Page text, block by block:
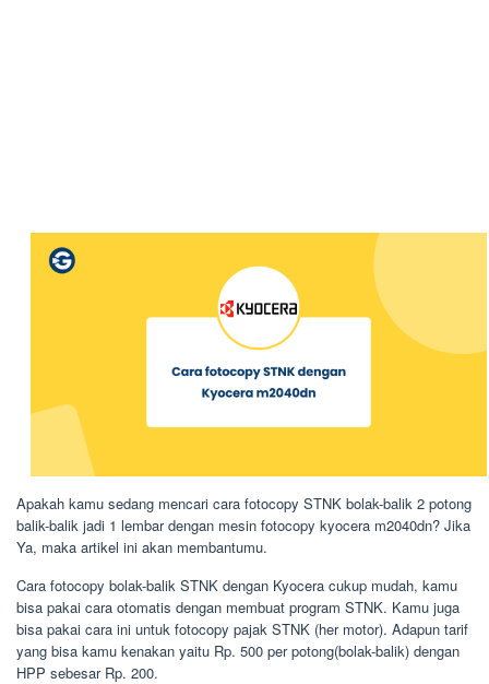
Apakah kamu sedang mencari cara fotocopy STNK bolak-balik 2 potong
balik-balik jadi 1 lembar dengan mesin fotocopy kyocera m2040dn? Jika
Ya, maka artikel ini akan membantumu.
Cara fotocopy bolak-balik STNK dengan Kyocera cukup mudah, kamu
bisa pakai cara otomatis dengan membuat program STNK. Kamu juga
bisa pakai cara ini untuk fotocopy pajak STNK (her motor). Adapun tarif
yang bisa kamu kenakan yaitu Rp. 500 per potong(bolak-balik) dengan
HPP sebesar Rp. 200.